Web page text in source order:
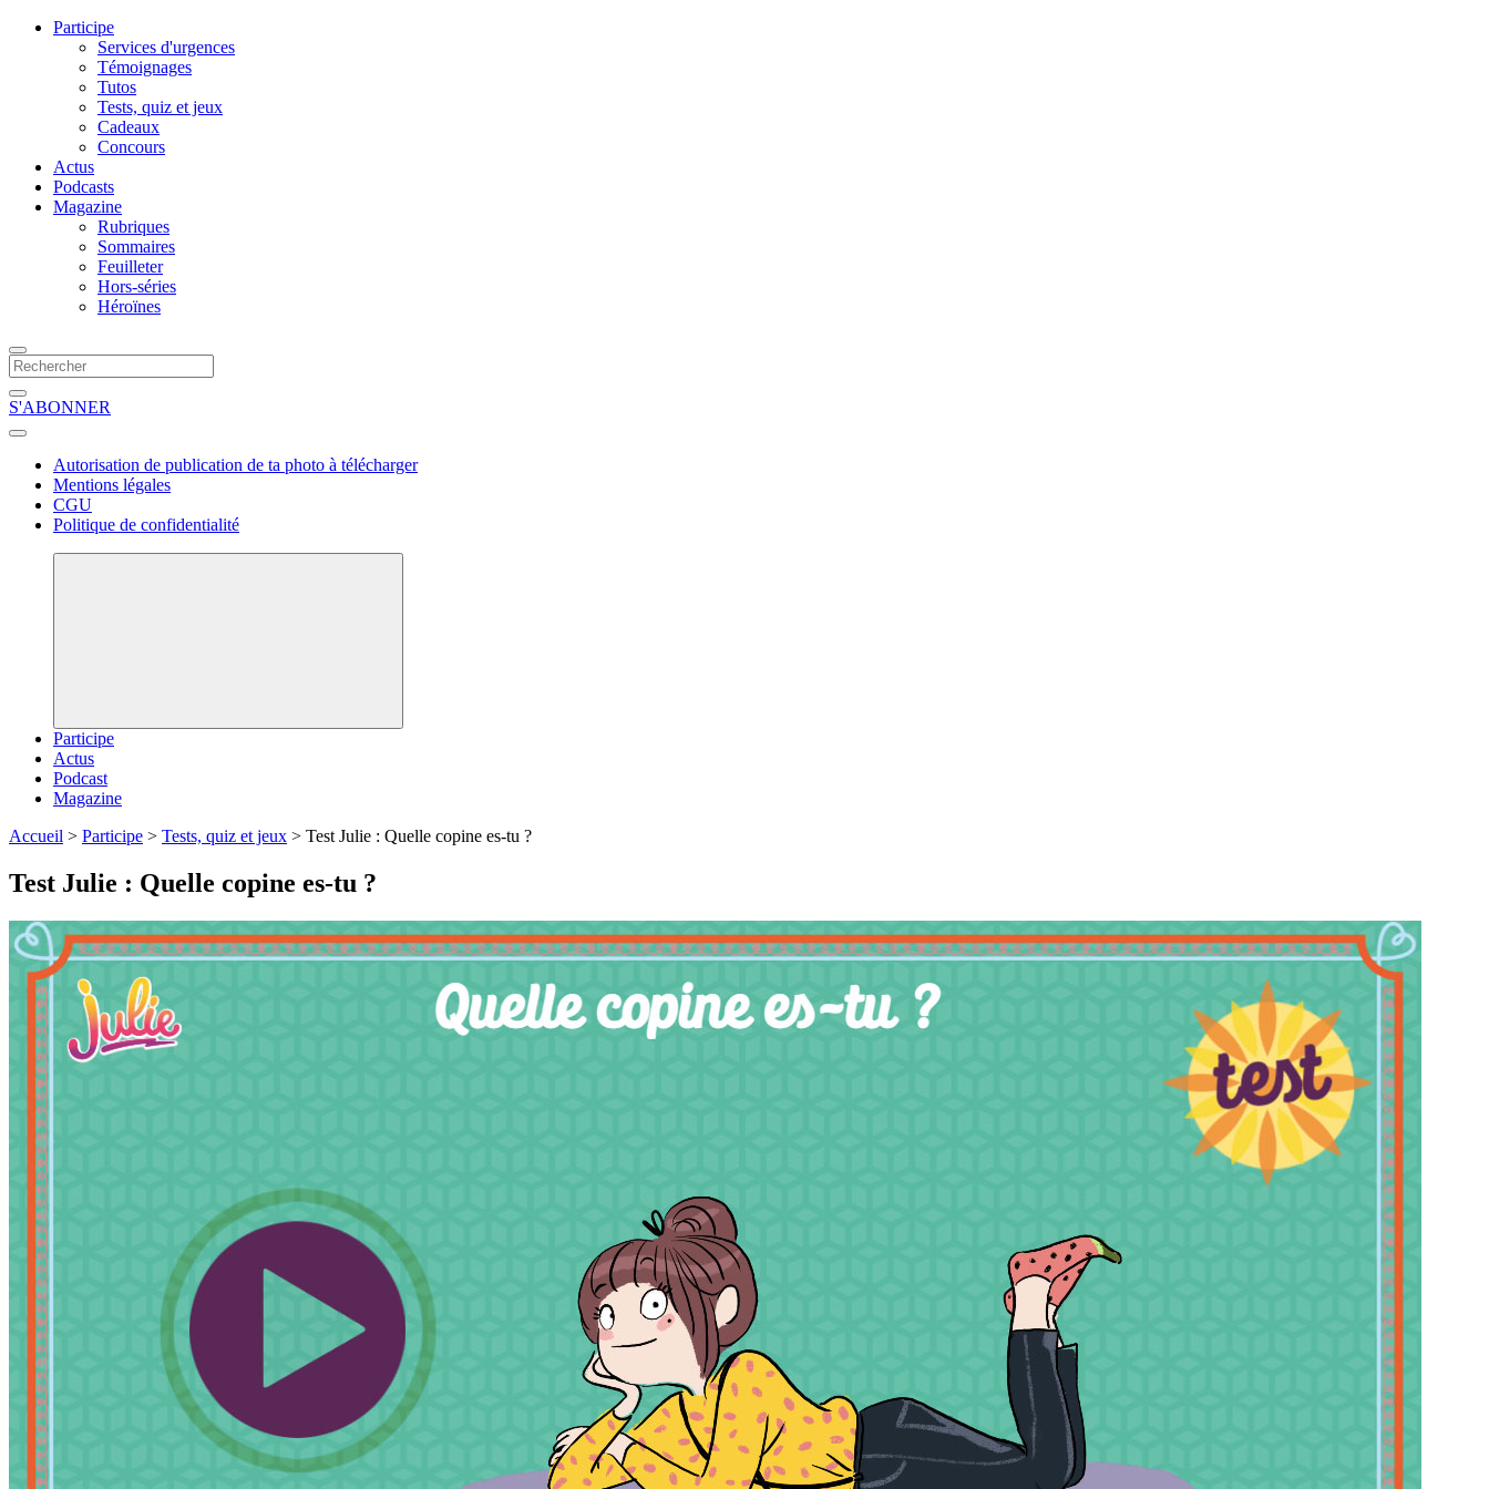
Participe
Services d'urgences
Témoignages
Tutos
Tests, quiz et jeux
Cadeaux
Concours
Actus
Podcasts
Magazine
Rubriques
Sommaires
Feuilleter
Hors-séries
Héroïnes
S'ABONNER
Autorisation de publication de ta photo à télécharger
Mentions légales
CGU
Politique de confidentialité
Participe
Actus
Podcast
Magazine
Accueil > Participe > Tests, quiz et jeux > Test Julie : Quelle copine es-tu ?
Test Julie : Quelle copine es-tu ?